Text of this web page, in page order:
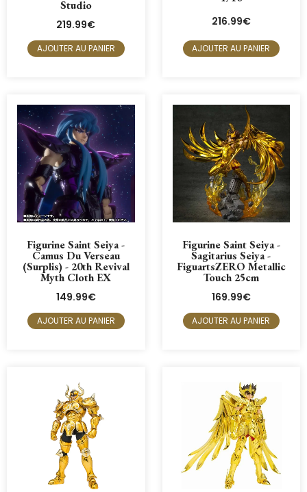
Studio
219.99€
AJOUTER AU PANIER
216.99€
AJOUTER AU PANIER
Figurine Saint Seiya -
Camus Du Verseau
(Surplis) - 20th Revival
Myth Cloth EX
149.99€
AJOUTER AU PANIER
Figurine Saint Seiya -
Sagitarius Seiya -
FiguartsZERO Metallic
Touch 25cm
169.99€
AJOUTER AU PANIER